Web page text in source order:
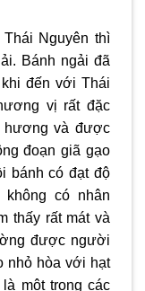
Nguyên thì
Bánh ngải đã
đến với Thái
vị rất đặc
hương và được
đoạn giã gạo
bánh có đạt độ
có nhân
thấy rất mát và
được người
nhỏ hòa với hạt
một trong các